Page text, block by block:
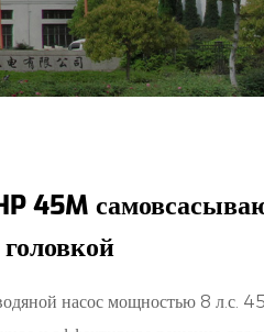
45M
насос мощностью 8 л.с.